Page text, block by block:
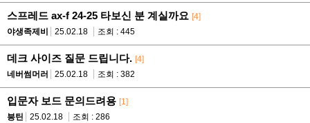
스프레드 ax-f 24-25 타보신 분 계실까요 [4]
야생족제비
25.02.18 조회 : 445
데크 사이즈 질문 드립니다. [4]
네버썸머러
25.02.18 조회 : 382
입문자 보드 문의드려용 [1]
븡틴
25.02.18 조회 : 286